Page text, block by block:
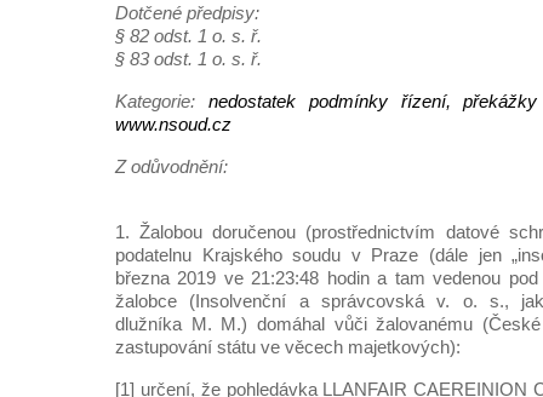
Dotčené předpisy:
§ 82 odst. 1 o. s. ř.
§ 83 odst. 1 o. s. ř.
Kategorie: nedostatek podmínky řízení,
www.nsoud.cz
Z odůvodnění:
1. Žalobou doručenou (prostřednictvím datové
podatelnu Krajského soudu v Praze (dále jen
března 2019 ve 21:23:48 hodin a tam vedenou
žalobce (Insolvenční a správcovská v. o. s.,
dlužníka M. M.) domáhal vůči žalovanému
zastupování státu ve věcech majetkových):
[1] určení, že pohledávka LLANFAIR CAEREINION